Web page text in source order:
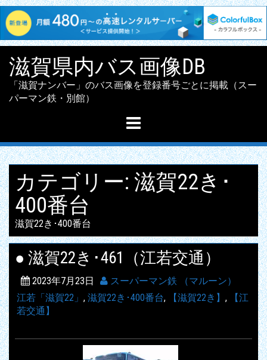
content
滋賀県内バス画像DB
「滋賀ナンバー」のバス画像を登録番号ごとに掲載（スー
パーマン鉄・別館）
カテゴリー: 滋賀22き･
400番台
滋賀22き･400番台
● 滋賀22き･461（江若交通）
2023年7月23日
スーパーマン鉄 （マルーン）
江若「滋賀22」 , 滋賀22き･400番台, 【滋賀22き】 ,
【江
若交通】